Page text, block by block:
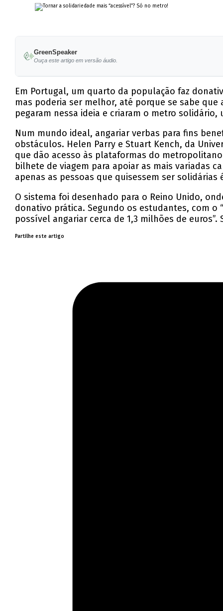
GreenSpeaker
Ouça este artigo em versão áudio.
Em Portugal, um quarto da população faz
mas poderia ser melhor, até porque se sabe
pegaram nessa ideia e criaram o metro
Num mundo ideal, angariar verbas para fins
obstáculos. Helen Parry e Stuart Kench, da
que dão acesso às plataformas do
bilhete de viagem para apoiar as mais variadas
apenas as pessoas que quisessem ser
O sistema foi desenhado para o Reino Unido,
donativo prática. Segundo os estudantes, com o
possível angariar cerca de 1,3 milhões de
Partilhe este artigo